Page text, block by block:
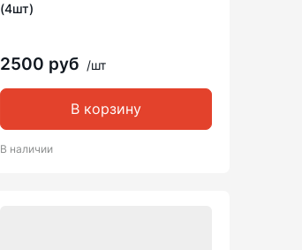
(4шт)
2500 руб /шт
В корзину
В наличии